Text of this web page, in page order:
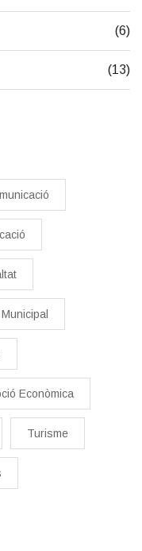
(6)
(13)
Econòmica
Turisme